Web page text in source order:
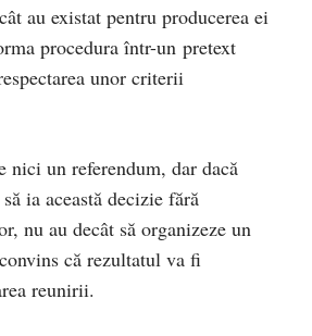
au existat pentru producerea ei
procedura într-un pretext
unor criterii
nici un referendum, dar dacă
ia această decizie fără
nu au decât să organizeze un
că rezultatul va fi
reunirii.